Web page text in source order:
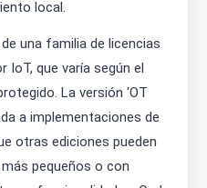
local.
una familia de licencias
que varía según el
La versión 'OT
a implementaciones de
otras ediciones pueden
pequeños o con